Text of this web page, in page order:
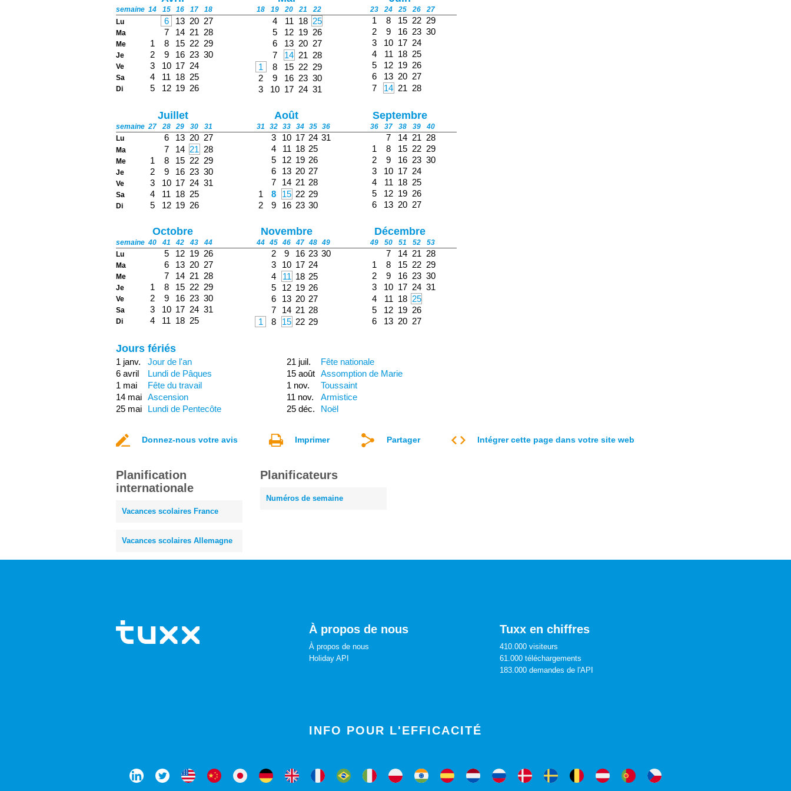
semaine 14 15 16 17
18
Lu
6 13 20 27
Ma 7 14 21 28
Me 1 8 15 22 29
Je 2 9 16 23 30
Ve 3 10 17 24
Sa 4 11 18 25
Di 5 12 19 26
18 19 20 21 22
4 11 18 25
5
12 19 26
6
13 20 27
7
14 21 28
1
8 15 22 29
2
9 16 23 30
3
10 17 24 31
23 24 25 26 27
1 8 15 22 29
2
9 16 23 30
3
10 17 24
4
11 18 25
5
12 19 26
6
13 20 27
7
14 21 28
Juillet
semaine 27 28 29 30
31
Lu
6 13 20 27
Ma 7 14 21 28
Me 1 8 15 22 29
Je 2 9 16 23 30
Ve 3 10 17 24 31
Sa 4 11 18 25
Di 5 12 19 26
Août
31 32 33 34 35 36
3 10 17 24 31
4
11 18 25
5
12 19 26
6
13 20 27
7
14 21 28
1
8 15 22 29
2
9 16 23 30
Septembre
36 37 38 39 40
7 14 21 28
1
8 15 22 29
2
9 16 23 30
3
10 17 24
4
11 18 25
5
12 19 26
6
13 20 27
Octobre
semaine 40 41 42 43
44
Lu
5 12 19 26
Ma 6 13 20 27
Me 7 14 21 28
Je 1 8 15 22 29
Ve 2 9 16 23 30
Sa 3 10 17 24 31
Di 4 11 18 25
Novembre
44 45 46 47 48 49
2 9 16 23 30
3
10 17 24
4
11 18 25
5
12 19 26
6
13 20 27
7
14 21 28
1
8 15 22 29
Décembre
49 50 51 52 53
7 14 21 28
1
8 15 22 29
2
9 16 23 30
3
10 17 24 31
4
11 18 25
5
12 19 26
6
13 20 27
Jours fériés
1 janv.
Jour de l'an
6 avril
Lundi de Pâques
1 mai
Fête du travail
14 mai Ascension
25 mai
Lundi de Pentecôte
21 juil.
Fête nationale
15 août Assomption de Marie
1 nov.
Toussaint
11 nov.
Armistice
25 déc.
Noël
Donnez-nous votre avis Imprimer Partager Intégrer cette page dans votre site web
Planification
internationale
Vacances scolaires France
Vacances scolaires Allemagne
Planificateurs
Numéros de semaine
À propos de nous
À propos de nous
Holiday API
Tuxx en chiffres
410.000 visiteurs
61.000 téléchargements
183.000 demandes de l'API
INFO POUR L'EFFICACITÉ